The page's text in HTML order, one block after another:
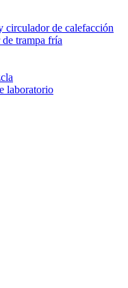
circulador de calefacción
trampa fría
laboratorio